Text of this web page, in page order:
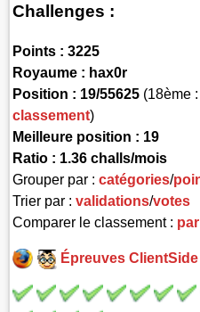
Challenges :
Points : 3225
Royaume : hax0r
Position : 19/55625 (18ème
classement)
Meilleure position : 19
Ratio : 1.36 challs/mois
Grouper par :catégories/
Trier par :validations/votes
Comparer le classement :
Épreuves ClientSide